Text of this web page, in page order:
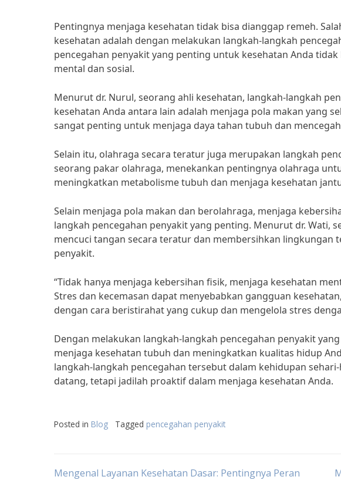
Pentingnya menjaga kesehatan tidak bisa dianggap remeh.
kesehatan adalah dengan melakukan langkah-langkah
pencegahan penyakit yang penting untuk kesehatan Anda
mental dan sosial.
Menurut dr. Nurul, seorang ahli kesehatan, langkah-langkah
kesehatan Anda antara lain adalah menjaga pola makan yang
sangat penting untuk menjaga daya tahan tubuh dan
Selain itu, olahraga secara teratur juga merupakan langkah
seorang pakar olahraga, menekankan pentingnya olahraga
meningkatkan metabolisme tubuh dan menjaga kesehatan
Selain menjaga pola makan dan berolahraga, menjaga
langkah pencegahan penyakit yang penting. Menurut dr. Wati,
mencuci tangan secara teratur dan membersihkan lingkungan
penyakit.
“Tidak hanya menjaga kebersihan fisik, menjaga kesehatan
Stres dan kecemasan dapat menyebabkan gangguan
dengan cara beristirahat yang cukup dan mengelola stres
Dengan melakukan langkah-langkah pencegahan penyakit
menjaga kesehatan tubuh dan meningkatkan kualitas hidup
langkah-langkah pencegahan tersebut dalam kehidupan
datang, tetapi jadilah proaktif dalam menjaga kesehatan Anda.
Posted in Blog Tagged pencegahan penyakit
Mengenal Layanan Kesehatan Dasar: Pentingnya Peran